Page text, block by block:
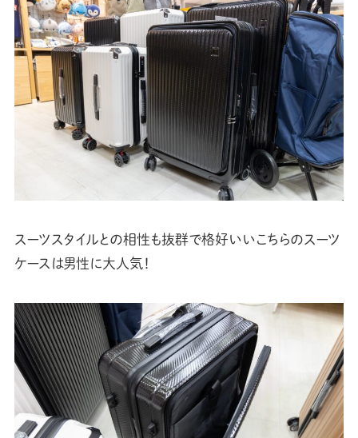
スーツスタイルとの相性も抜群で格好いいこちらのスーツ
ケースは男性に大人気！